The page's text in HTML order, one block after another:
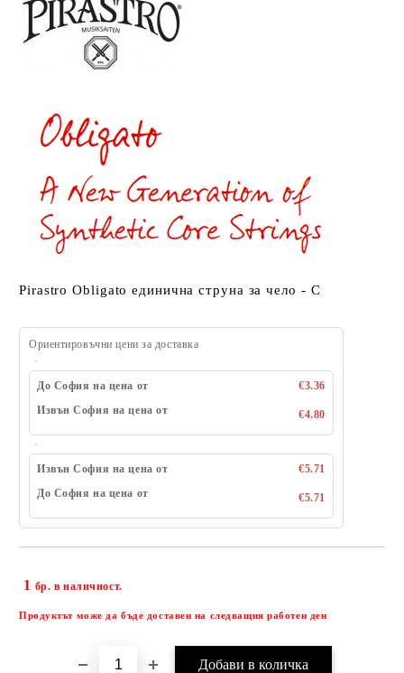
Pirastro Obligato единична струна за чело - C
Ориентировъчни цени за доставка
До София на цена от
€3.36
Извън София на цена от
€4.80
Извън София на цена от
€5.71
До София на цена от
€5.71
1 бр. в наличност.
Продуктът може да бъде доставен на следващия работен ден